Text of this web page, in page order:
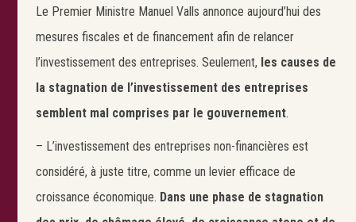
Le Premier Ministre Manuel Valls annonce aujourd’hui des
mesures fiscales et de financement afin de relancer
l’investissement des entreprises. Seulement, les causes de
la stagnation de l’investissement des entreprises
semblent mal comprises par le gouvernement.
– L’investissement des entreprises non-financières est
considéré, à juste titre, comme un levier efficace de
croissance économique. Dans une phase de stagnation